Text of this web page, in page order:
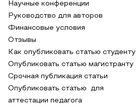
Научные конференции
Руководство для авторов
Финансовые условия
Отзывы
Как опубликовать статью студенту
Опубликовать статью магистранту
Срочная публикация статьи
Опубликовать статью для
аттестации педагога